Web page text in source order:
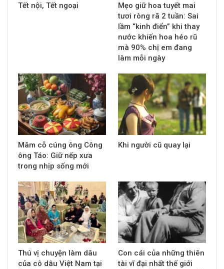
Tết nội, Tết ngoại
Mẹo giữ hoa tuyết mai
tươi ròng rã 2 tuần: Sai
lầm “kinh điển” khi thay
nước khiến hoa héo rũ
mà 90% chị em đang
làm mỗi ngày
Mâm cỗ cúng ông Công
ông Táo: Giữ nếp xưa
trong nhịp sống mới
Khi người cũ quay lại
Thú vị chuyện làm dâu
của cô dâu Việt Nam tại
Con cái của những thiên
tài vĩ đại nhất thế giới